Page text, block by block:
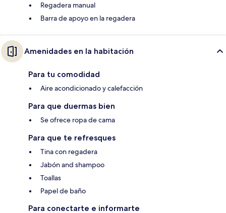
Regadera manual
Barra de apoyo en la regadera
Amenidades en la habitación
Para tu comodidad
Aire acondicionado y calefacción
Para que duermas bien
Se ofrece ropa de cama
Para que te refresques
Tina con regadera
Jabón and shampoo
Toallas
Papel de baño
Para conectarte e informarte